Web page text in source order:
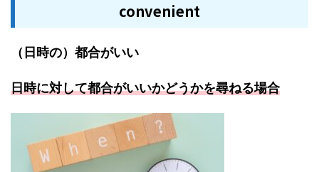
convenient
（日時の）都合がいい
日時に対して都合がいいかどうかを尋ねる場合